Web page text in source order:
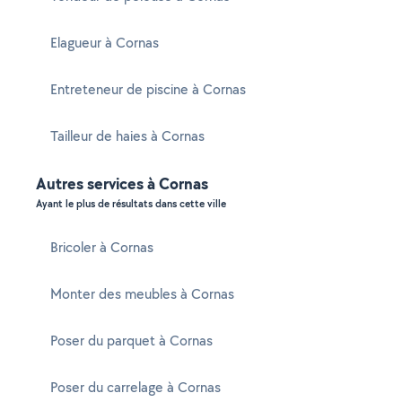
Elagueur à Cornas
Entreteneur de piscine à Cornas
Tailleur de haies à Cornas
Autres services à Cornas
Ayant le plus de résultats dans cette ville
Bricoler à Cornas
Monter des meubles à Cornas
Poser du parquet à Cornas
Poser du carrelage à Cornas